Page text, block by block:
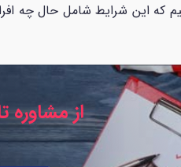
که این شرایط شامل حال چه
از مشاوره